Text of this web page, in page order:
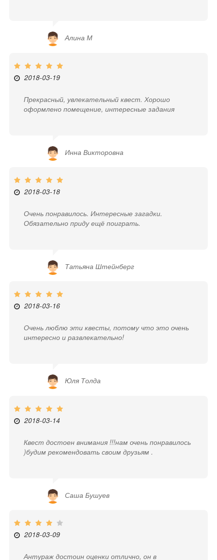
Алина М
2018-03-19
Прекрасный, увлекательный квест. Хорошо
оформлено помещение, интересные задания
Инна Викторовна
2018-03-18
Очень понравилось. Интересные загадки.
Обязательно приду ещё поиграть.
Татьяна Штейнберг
2018-03-16
Очень люблю эти квесты, потому что это очень
интересно и развлекательно!
Юля Толда
2018-03-14
Квест достоен внимания !!!нам очень понравилось
)будим рекомендовать своим друзьям .
Саша Бушуев
2018-03-09
Антураж достоин оценки отлично, он в